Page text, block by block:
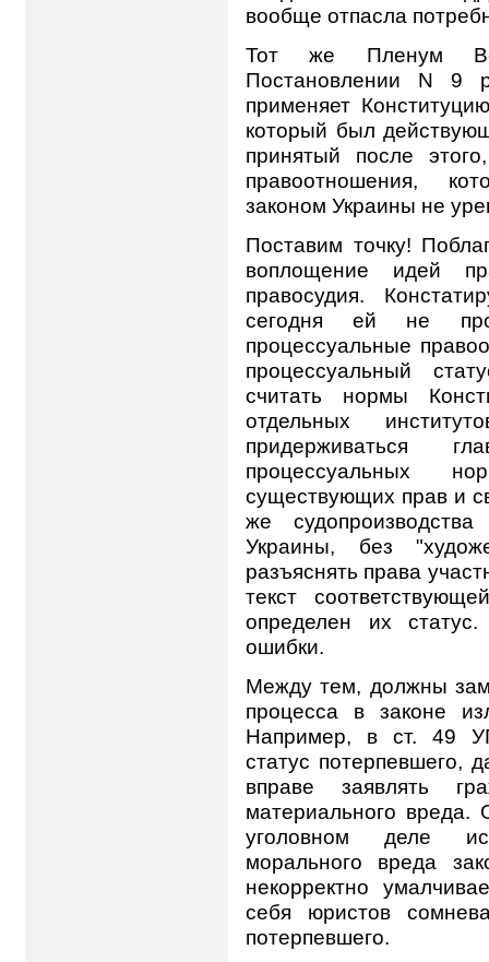
вообще отпасла
Тот же Пленум
Постановлении N 9
применяет
который был
принятый после
правоотношения,
законом Украины не
Поставим точку!
воплощение идей
правосудия.
сегодня ей не
процессуальные
процессуальный
считать нормы
отдельных
придерживаться
процессуальных
существующих прав и
же
Украины, без
разъяснять права
текст
определен их
ошибки.
Между тем, должны
процесса в законе
Например, в ст. 49
статус потерпевшего,
вправе заявлять
материального вреда.
уголовном деле
морального вреда
некорректно
себя юристов
потерпевшего.